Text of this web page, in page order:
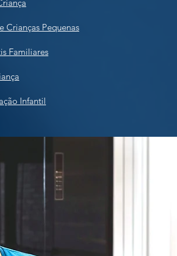
Crianças Pequenas
Familiares
Infantil